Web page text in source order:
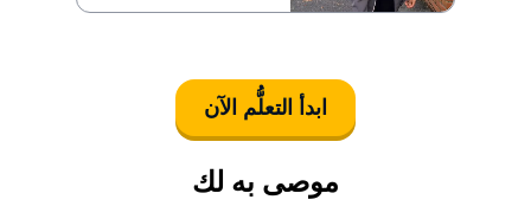
ابدأ التعلُّم الآن
موصى به لك